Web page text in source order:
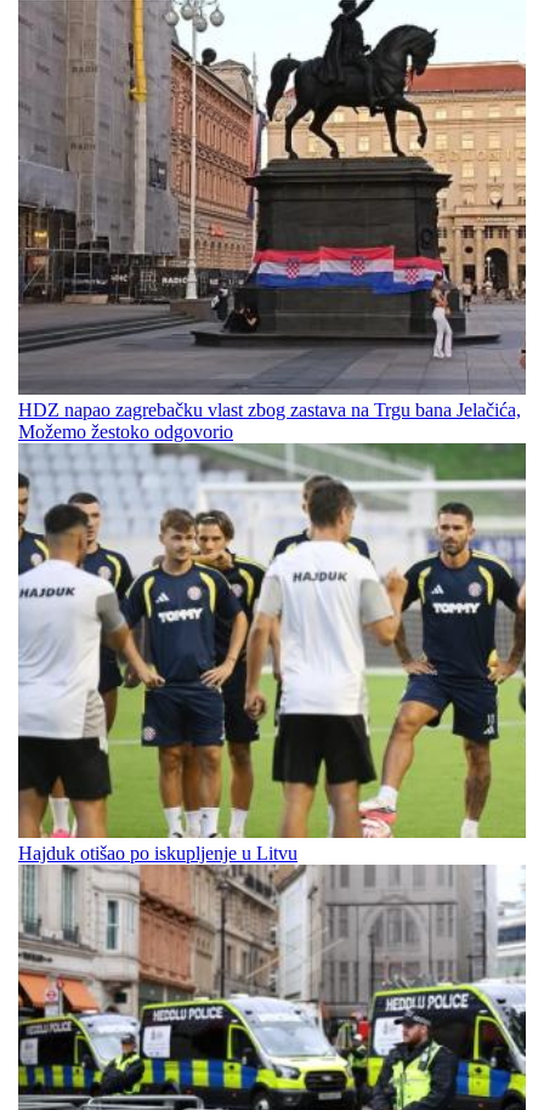
HDZ napao zagrebačku vlast zbog zastava na Trgu bana Jelačića,
Možemo žestoko odgovorio
Hajduk otišao po iskupljenje u Litvu